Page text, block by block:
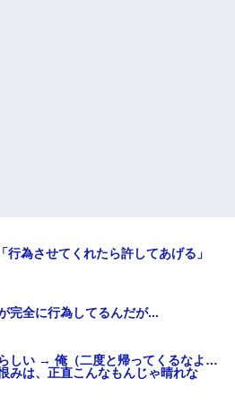
行為させてくれたら許してあげる」
完全に行為してるんだが...
しい → 俺（二度と帰ってくるなよ…
みは、正直こんなもんじゃ晴れな